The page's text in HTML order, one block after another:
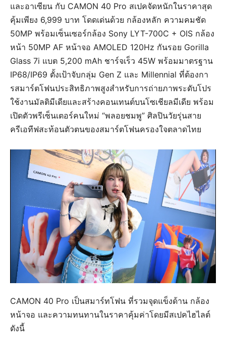
และอาเซียน กับ CAMON 40 Pro สเปคจัดหนักในราคาสุด
คุ้มเพียง 6,999 บาท โดดเด่นด้วย กล้องหลัก ความคมชัด
50MP พร้อมเซ็นเซอร์กล้อง Sony LYT-700C + OIS กล้อง
หน้า 50MP AF หน้าจอ AMOLED 120Hz กันรอย Gorilla
Glass 7i แบต 5,200 mAh ชาร์จเร็ว 45W พร้อมมาตรฐาน
IP68/IP69 ตั้งเป้าจับกลุ่ม Gen Z และ Millennial ที่ต้องกา
รสมาร์ตโฟนประสิทธิภาพสูงสำหรับการถ่ายภาพระดับโปร
ใช้งานมัลติมีเดียและสร้างคอนเทนต์บนโซเชียลมีเดีย พร้อม
เปิดตัวพรีเซ็นเตอร์คนใหม่ “พลอยชมพู” ศิลปินวัยรุ่นสาย
ครีเอทีฟสะท้อนตัวตนของสมาร์ตโฟนครองใจตลาดไทย
CAMON 40 Pro เป็นสมาร์ทโฟน ที่รวมจุดแข็งด้าน กล้อง
หน้าจอ และความทนทานในราคาคุ้มค่าโดยมีสเปคไฮไลต์
ดังนี้